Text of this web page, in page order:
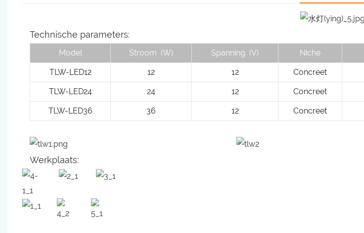
Technische parameters:
Model Stroom (W) Spanning (V) Niche
TLW-LED12 12 12 Concreet
TLW-LED24 24 12 Concreet
TLW-LED36 36 12 Concreet
Werkplaats: